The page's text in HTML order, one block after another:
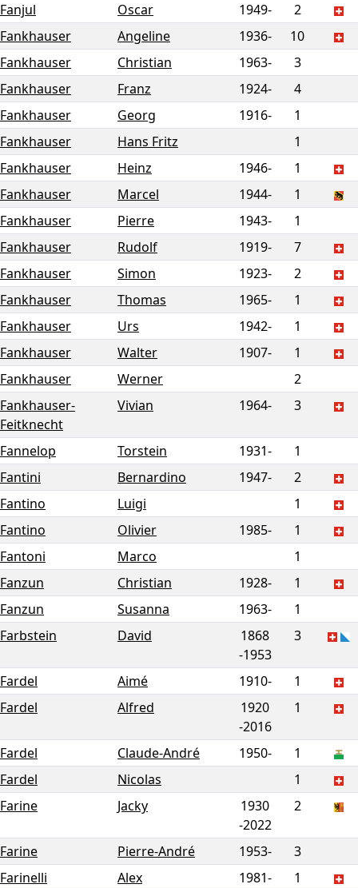
Fanjul
Oscar 1949-
2
Fankhauser
Angeline 1936-
10
Fankhauser
Christian 1963-
3
Fankhauser
Franz 1924-
4
Fankhauser
Georg 1916-
1
Fankhauser
Hans Fritz
1
Fankhauser
Heinz 1946-
1
Fankhauser
Marcel 1944-
1
Fankhauser
Pierre 1943-
1
Fankhauser
Rudolf 1919-
7
Fankhauser
Simon 1923-
2
Fankhauser
Thomas 1965-
1
Fankhauser
Urs 1942-
1
Fankhauser
Walter 1907-
1
Fankhauser
Werner
2
Fankhauser-
Feitknecht
Vivian 1964- 3
Fannelop Torstein 1931-
1
Fantini
Bernardino 1947-
2
Fantino
Luigi
1
Fantino
Olivier 1985-
1
Fantoni
Marco
1
Fanzun
Christian 1928-
1
Fanzun
Susanna 1963-
1
Farbstein
David
1868
-1953
3
Fardel Aimé 1910-
1
Fardel
Alfred
1920
-2016
1
Fardel Claude-André 1950-
1
Fardel
Nicolas
1
Farine
Jacky
1930
-2022
2
Farine Pierre-André 1953-
3
Farinelli
Alex 1981-
1